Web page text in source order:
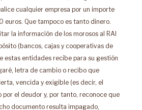
cualquier empresa por un importe
euros. Que tampoco es tanto dinero.
la información de los morosos al RAI
(bancos, cajas y cooperativas de
estas entidades recibe para su gestión
letra de cambio o recibo que
vencida y exigible (es decir, el
el deudor y, por tanto, reconoce que
documento resulta impagado,